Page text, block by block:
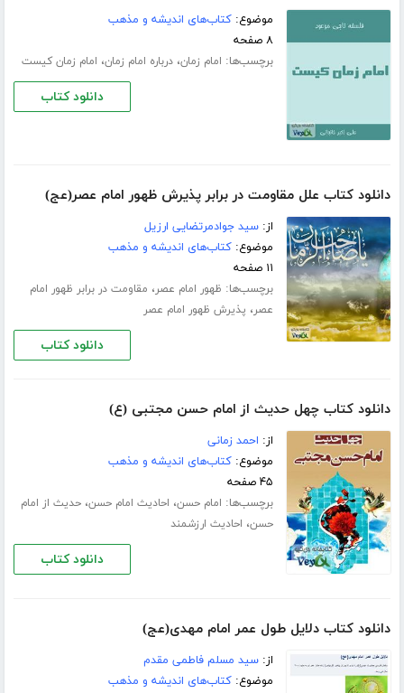
موضوع:کتاب‌های اندیشه و مذهب
۸ صفحه
برچسب‌ها: امام زمان،درباره امام زمان، امام زمان کیست
دانلود کتاب
دانلود کتاب علل مقاومت در برابر پذیرش ظهور امام عصر(عج)
از:سید جوادمرتضایی ارزیل
موضوع:کتاب‌های اندیشه و مذهب
۱۱ صفحه
برچسب‌ها: ظهور امام عصر، مقاومت در برابر ظهور امام
عصر، پذیرش ظهور امام عصر
دانلود کتاب
دانلود کتاب چهل حدیث از امام حسن مجتبی (ع)
از: احمد زمانی
موضوع:کتاب‌های اندیشه و مذهب
۴۵ صفحه
برچسب‌ها: امام حسن، احادیث امام حسن،حدیث از امام
حسن، احادیث ارزشمند
دانلود کتاب
دانلود کتاب دلایل طول عمر امام مهدی(عج)
از:سید مسلم فاطمی مقدم
موضوع:کتاب‌های اندیشه و مذهب